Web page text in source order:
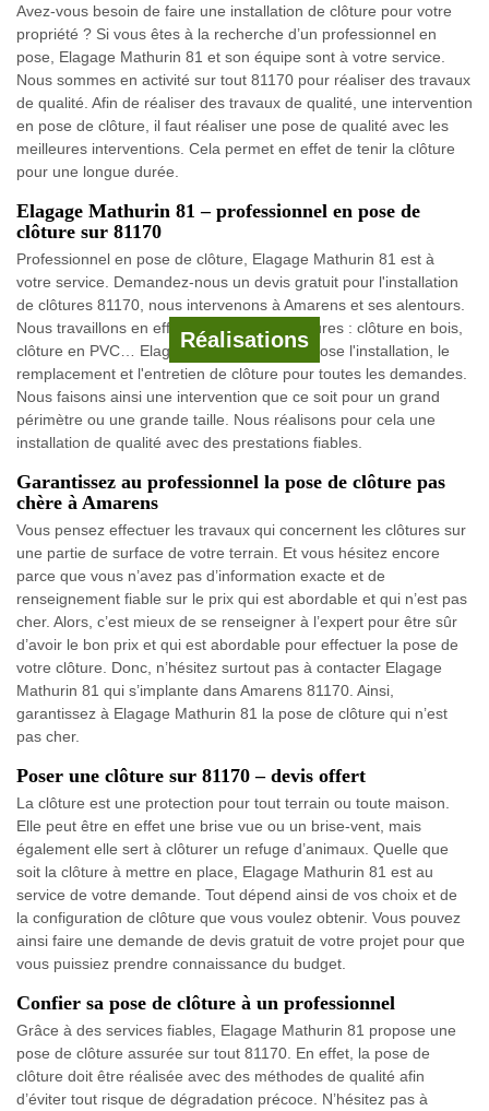
Réalisations
Avez-vous besoin de faire une installation de clôture pour votre
propriété ? Si vous êtes à la recherche d’un professionnel en
pose, Elagage Mathurin 81 et son équipe sont à votre service.
Nous sommes en activité sur tout 81170 pour réaliser des travaux
de qualité. Afin de réaliser des travaux de qualité, une intervention
en pose de clôture, il faut réaliser une pose de qualité avec les
meilleures interventions. Cela permet en effet de tenir la clôture
pour une longue durée.
Elagage Mathurin 81 – professionnel en pose de
clôture sur 81170
Professionnel en pose de clôture, Elagage Mathurin 81 est à
votre service. Demandez-nous un devis gratuit pour l'installation
de clôtures 81170, nous intervenons à Amarens et ses alentours.
Nous travaillons en effet les différentes clôtures : clôture en bois,
clôture en PVC… Elagage Mathurin 81 propose l'installation, le
remplacement et l'entretien de clôture pour toutes les demandes.
Nous faisons ainsi une intervention que ce soit pour un grand
périmètre ou une grande taille. Nous réalisons pour cela une
installation de qualité avec des prestations fiables.
Garantissez au professionnel la pose de clôture pas
chère à Amarens
Vous pensez effectuer les travaux qui concernent les clôtures sur
une partie de surface de votre terrain. Et vous hésitez encore
parce que vous n’avez pas d’information exacte et de
renseignement fiable sur le prix qui est abordable et qui n’est pas
cher. Alors, c’est mieux de se renseigner à l’expert pour être sûr
d’avoir le bon prix et qui est abordable pour effectuer la pose de
votre clôture. Donc, n’hésitez surtout pas à contacter Elagage
Mathurin 81 qui s’implante dans Amarens 81170. Ainsi,
garantissez à Elagage Mathurin 81 la pose de clôture qui n’est
pas cher.
Poser une clôture sur 81170 – devis offert
La clôture est une protection pour tout terrain ou toute maison.
Elle peut être en effet une brise vue ou un brise-vent, mais
également elle sert à clôturer un refuge d’animaux. Quelle que
soit la clôture à mettre en place, Elagage Mathurin 81 est au
service de votre demande. Tout dépend ainsi de vos choix et de
la configuration de clôture que vous voulez obtenir. Vous pouvez
ainsi faire une demande de devis gratuit de votre projet pour que
vous puissiez prendre connaissance du budget.
Confier sa pose de clôture à un professionnel
Grâce à des services fiables, Elagage Mathurin 81 propose une
pose de clôture assurée sur tout 81170. En effet, la pose de
clôture doit être réalisée avec des méthodes de qualité afin
d’éviter tout risque de dégradation précoce. N’hésitez pas à